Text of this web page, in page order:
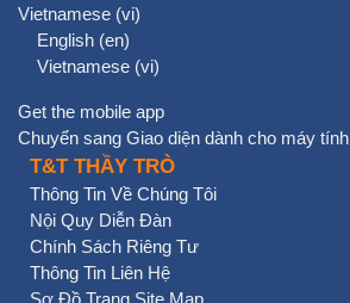
Vietnamese ‎(vi)‎
English ‎(en)‎
Vietnamese ‎(vi)‎
Get the mobile app
Chuyển sang Giao diện dành cho máy tính
T&T THẦY TRÒ
Thông Tin Về Chúng Tôi
Nội Quy Diễn Đàn
Chính Sách Riêng Tư
Thông Tin Liên Hệ
Sơ Đồ Trang Site Map